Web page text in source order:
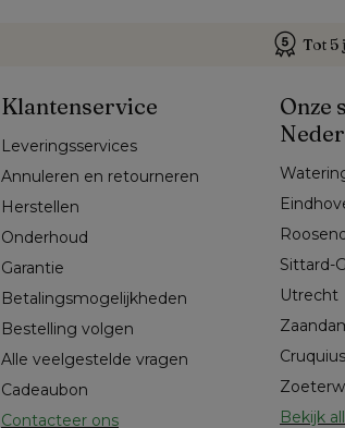
Tot 5
Klantenservice
Leveringsservices
Annuleren en retourneren
Herstellen
Onderhoud
Garantie
Betalingsmogelijkheden
Bestelling volgen
Alle veelgestelde vragen
Cadeaubon
Contacteer ons
Onze
Sittard-
Utrecht
Cruquius
Bekijk